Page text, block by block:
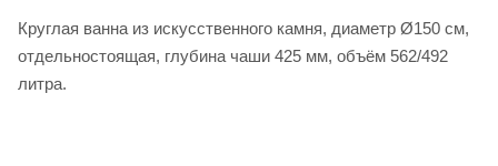
Круглая ванна из искусственного камня, диаметр Ø150 см,
отдельностоящая, глубина чаши 425 мм, объём 562/492
литра.